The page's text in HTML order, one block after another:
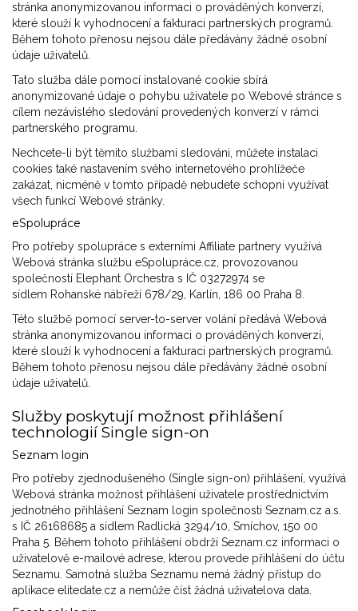
stránka anonymizovanou informaci o prováděných konverzí,
které slouží k vyhodnocení a fakturaci partnerských programů.
Během tohoto přenosu nejsou dále předávány žádné osobní
údaje uživatelů.
Tato služba dále pomocí instalované cookie sbírá
anonymizované údaje o pohybu uživatele po Webové stránce s
cílem nezávislého sledování provedených konverzí v rámci
partnerského programu.
Nechcete-li být těmito službami sledováni, můžete instalaci
cookies také nastavením svého internetového prohlížeče
zakázat, nicméně v tomto případě nebudete schopni využívat
všech funkcí Webové stránky.
eSpolupráce
Pro potřeby spolupráce s externími Affiliate partnery využívá
Webová stránka službu eSpolupráce.cz, provozovanou
společností Elephant Orchestra s IČ 03272974 se
sídlem Rohanské nábřeží 678/29, Karlín, 186 00 Praha 8.
Této službě pomocí server-to-server volání předává Webová
stránka anonymizovanou informaci o prováděných konverzí,
které slouží k vyhodnocení a fakturaci partnerských programů.
Během tohoto přenosu nejsou dále předávány žádné osobní
údaje uživatelů.
Služby poskytují možnost přihlášení
technologií Single sign-on
Seznam login
Pro potřeby zjednodušeného (Single sign-on) přihlášení, využívá
Webová stránka možnost přihlášení uživatele prostřednictvím
jednotného přihlášení Seznam login společnosti Seznam.cz a.s.
s IČ 26168685 a sídlem Radlická 3294/10, Smíchov, 150 00
Praha 5. Během tohoto přihlášení obdrží Seznam.cz informaci o
uživatelově e-mailové adrese, kterou provede přihlášení do účtu
Seznamu. Samotná služba Seznamu nemá žádný přístup do
aplikace elitedate.cz a nemůže číst žádná uživatelova data.